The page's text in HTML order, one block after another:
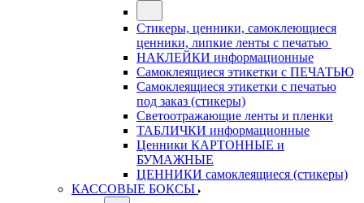
Стикеры, ценники, самоклеющиеся
ценники, липкие ленты с печатью
НАКЛЕЙКИ информационные
Самоклеящиеся этикетки с ПЕЧАТЬЮ
Самоклеящиеся этикетки с печатью
под заказ (стикеры)
Светоотражающие ленты и пленки
ТАБЛИЧКИ информационные
Ценники КАРТОННЫЕ и
БУМАЖНЫЕ
ЦЕННИКИ самоклеящиеся (стикеры)
КАССОВЫЕ БОКСЫ